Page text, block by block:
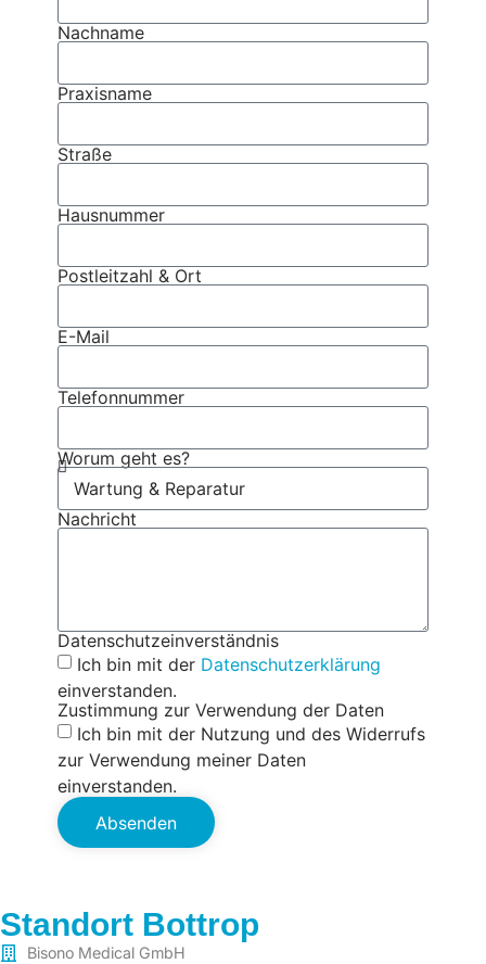
Nachname
Praxisname
Straße
Hausnummer
Postleitzahl & Ort
E-Mail
Telefonnummer
Worum geht es?
Nachricht
Datenschutzeinverständnis
Ich bin mit der Datenschutzerklärung
einverstanden.
Zustimmung zur Verwendung der Daten
Ich bin mit der Nutzung und des Widerrufs
zur Verwendung meiner Daten
einverstanden.
Absenden
Standort Bottrop
Bisono Medical GmbH